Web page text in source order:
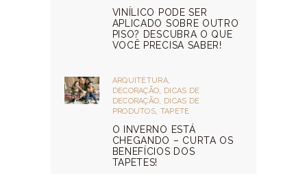
VINÍLICO PODE SER
APLICADO SOBRE OUTRO
PISO? DESCUBRA O QUE
VOCÊ PRECISA SABER!
ARQUITETURA,
DECORAÇÃO, DICAS DE
DECORAÇÃO, DICAS DE
PRODUTOS, TAPETE
O INVERNO ESTÁ
CHEGANDO – CURTA OS
BENEFÍCIOS DOS
TAPETES!